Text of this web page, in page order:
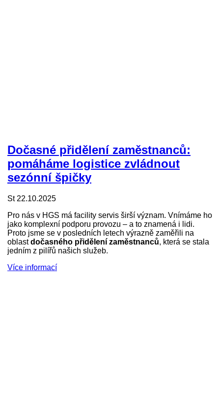
Dočasné přidělení zaměstnanců:
pomáháme logistice zvládnout
sezónní špičky
St 22.10.2025
Pro nás v HGS má facility servis širší význam. Vnímáme ho
jako komplexní podporu provozu – a to znamená i lidi.
Proto jsme se v posledních letech výrazně zaměřili na
oblastdočasného přidělení zaměstnanců, která se stala
jedním z pilířů našich služeb.
Více informací